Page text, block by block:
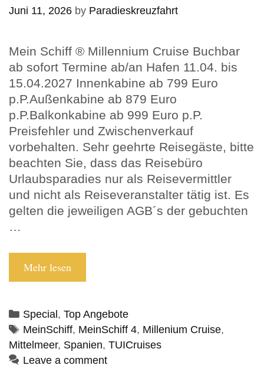
Juni 11, 2026 by Paradieskreuzfahrt
Mein Schiff ® Millennium Cruise Buchbar
ab sofort Termine ab/an Hafen 11.04. bis
15.04.2027 Innenkabine ab 799 Euro
p.P.Außenkabine ab 879 Euro
p.P.Balkonkabine ab 999 Euro p.P.
Preisfehler und Zwischenverkauf
vorbehalten. Sehr geehrte Reisegäste, bitte
beachten Sie, dass das Reisebüro
Urlaubsparadies nur als Reisevermittler
und nicht als Reiseveranstalter tätig ist. Es
gelten die jeweiligen AGB´s der gebuchten
…
Mehr lesen
Millennium
Categories
Special , Top Angebote
Tags
MeinSchiff, MeinSchiff 4, Millenium Cruise,
Mittelmeer, Spanien, TUICruises
Leave a comment